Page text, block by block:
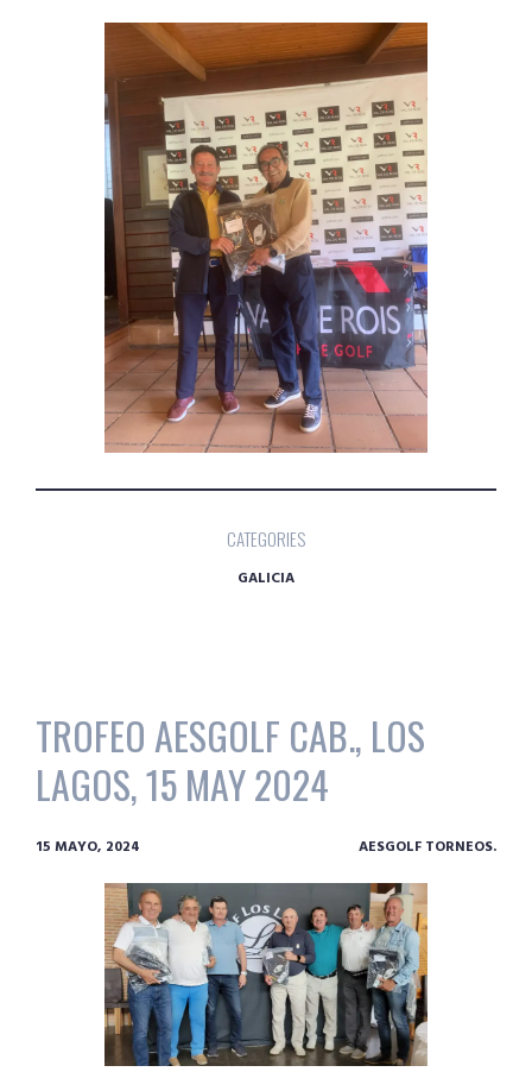
CATEGORIES
GALICIA
TROFEO AESGOLF CAB., LOS
LAGOS, 15 MAY 2024
15 MAYO, 2024 AESGOLF TORNEOS.